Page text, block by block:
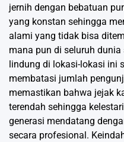
jernih dengan bebatuan
yang konstan sehingga
alami yang tidak bisa
mana pun di seluruh
lindung di lokasi-lokasi ini
membatasi jumlah
memastikan bahwa jejak
terendah sehingga
generasi mendatang
secara profesional.